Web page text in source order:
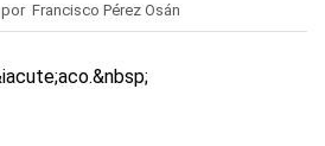
por Francisco Pérez Osán